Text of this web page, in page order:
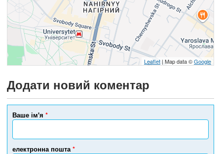
Leaflet | Map data ©Google
Додати новий коментар
Ваше ім'я *
електронна пошта *